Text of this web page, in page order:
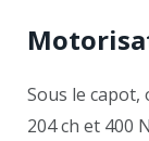
Sous le capot,
204 ch et 400